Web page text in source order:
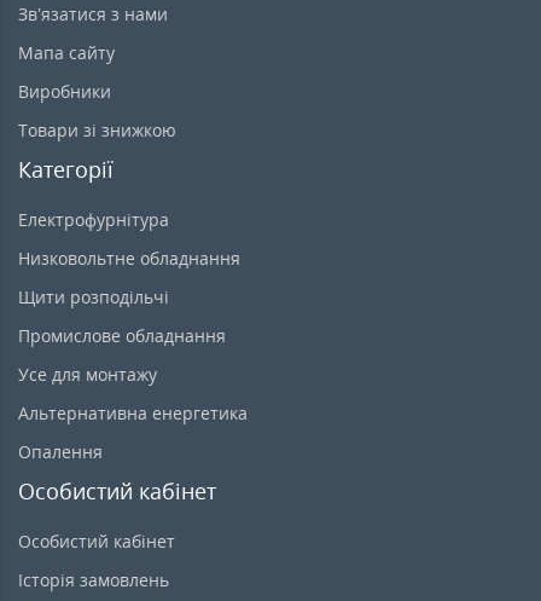
Зв’язатися з нами
Мапа сайту
Виробники
Товари зі знижкою
Категорії
Електрофурнітура
Низковольтне обладнання
Щити розподільчі
Промислове обладнання
Усе для монтажу
Альтернативна енергетика
Опалення
Особистий кабінет
Особистий кабінет
Історія замовлень